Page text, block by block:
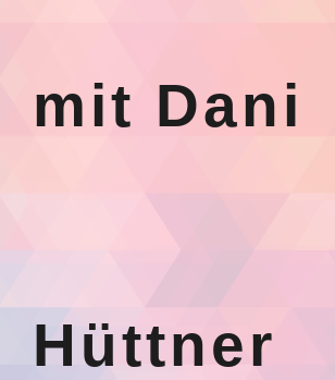
mit Dani
Hüttner